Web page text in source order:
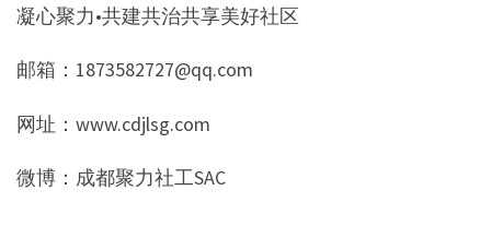
凝心聚力•共建共治共享美好社区
邮箱：1873582727@qq.com
网址：www.cdjlsg.com
微博：成都聚力社工SAC